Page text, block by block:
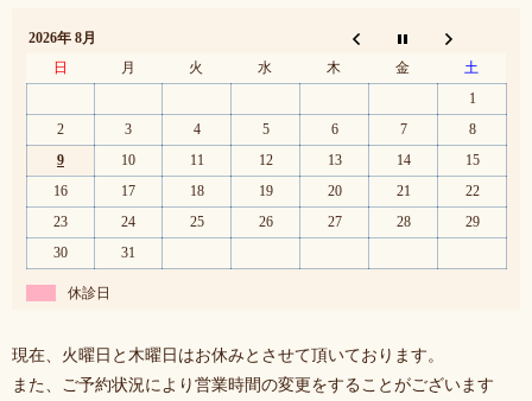
2026年 8月
日
月 火 水 木 金
土
1
2
3 4 5 6 7
8
9
10 11 12 13 14
15
16
17 18 19 20 21
22
23
24 25 26 27 28
29
30
31
休診日
現在、火曜日と木曜日はお休みとさせて頂いております。
また、ご予約状況により営業時間の変更をすることがございます